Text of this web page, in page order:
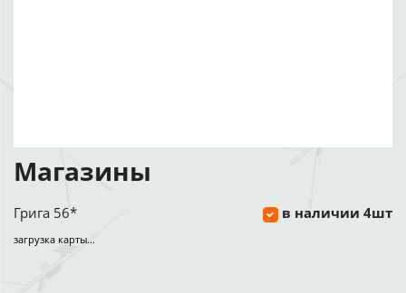
Магазины
Грига 56* в наличии 4шт
загрузка карты...